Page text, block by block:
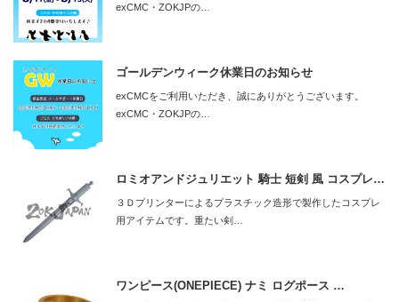
exCMC・ZOKJPの…
ゴールデンウィーク休業日のお知らせ
exCMCをご利用いただき、誠にありがとうございます。
exCMC・ZOKJPの…
ロミオアンドジュリエット 騎士 短剣 風 コスプレ…
３Ｄプリンターによるプラスチック造形で製作したコスプレ
用アイテムです。重たい剣…
ワンピース(ONEPIECE) ナミ ログポース …